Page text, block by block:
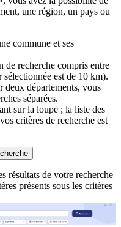
une région, un pays ou
commune et ses
de recherche compris entre
est de 10 km).
deux départements, vous
séparées.
sur la loupe ; la liste des
critères de recherche est
résultats de votre recherche
présents sous les critères